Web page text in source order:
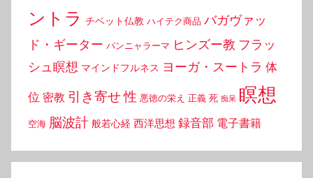
ントラ チベット仏教 ハイテク商品 バガヴァッ
ド・ギーター パンニャラーマ ヒンズー教 フラッ
シュ瞑想 マインドフルネス ヨーガ・スートラ 体
位 密教 引き寄せ性 悪徳の栄え 正義 死 痴呆 瞑想
空海 脳波計 般若心経 西洋思想 録音部 電子書籍